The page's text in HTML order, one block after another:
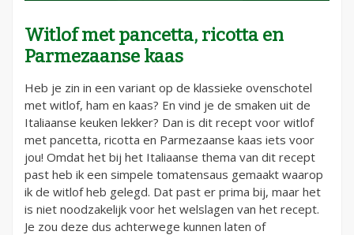
Witlof met pancetta, ricotta en
Parmezaanse kaas
Heb je zin in een variant op de klassieke ovenschotel
met witlof, ham en kaas? En vind je de smaken uit de
Italiaanse keuken lekker? Dan is dit recept voor witlof
met pancetta, ricotta en Parmezaanse kaas iets voor
jou! Omdat het bij het Italiaanse thema van dit recept
past heb ik een simpele tomatensaus gemaakt waarop
ik de witlof heb gelegd. Dat past er prima bij, maar het
is niet noodzakelijk voor het welslagen van het recept.
Je zou deze dus achterwege kunnen laten of